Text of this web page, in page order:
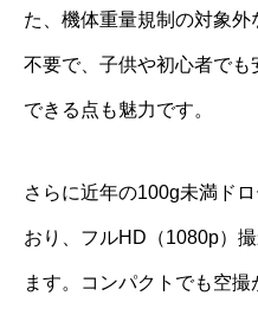
た、機体重量規制の対象
不要で、子供や初心者で
できる点も魅力です。
さらに近年の100g未満ド
おり、フルHD（1080p）
ます。コンパクトでも空